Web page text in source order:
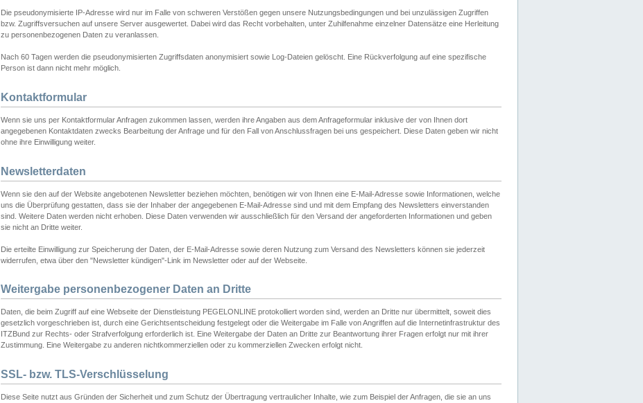
Die pseudonymisierte IP-Adresse wird nur im Falle von schweren Verstößen gegen unsere Nutzungsbedingungen und bei unzulässigen Zugriffen
bzw. Zugriffsversuchen auf unsere Server ausgewertet. Dabei wird das Recht vorbehalten, unter Zuhilfenahme einzelner Datensätze eine Herleitung
zu personenbezogenen Daten zu veranlassen.
Nach 60 Tagen werden die pseudonymisierten Zugriffsdaten anonymisiert sowie Log-Dateien gelöscht. Eine Rückverfolgung auf eine spezifische
Person ist dann nicht mehr möglich.
Kontaktformular
Wenn sie uns per Kontaktformular Anfragen zukommen lassen, werden ihre Angaben aus dem Anfrageformular inklusive der von Ihnen dort
angegebenen Kontaktdaten zwecks Bearbeitung der Anfrage und für den Fall von Anschlussfragen bei uns gespeichert. Diese Daten geben wir nicht
ohne ihre Einwilligung weiter.
Newsletterdaten
Wenn sie den auf der Website angebotenen Newsletter beziehen möchten, benötigen wir von Ihnen eine E-Mail-Adresse sowie Informationen, welche
uns die Überprüfung gestatten, dass sie der Inhaber der angegebenen E-Mail-Adresse sind und mit dem Empfang des Newsletters einverstanden
sind. Weitere Daten werden nicht erhoben. Diese Daten verwenden wir ausschließlich für den Versand der angeforderten Informationen und geben
sie nicht an Dritte weiter.
Die erteilte Einwilligung zur Speicherung der Daten, der E-Mail-Adresse sowie deren Nutzung zum Versand des Newsletters können sie jederzeit
widerrufen, etwa über den "Newsletter kündigen"-Link im Newsletter oder auf der Webseite.
Weitergabe personenbezogener Daten an Dritte
Daten, die beim Zugriff auf eine Webseite der Dienstleistung PEGELONLINE protokolliert worden sind, werden an Dritte nur übermittelt, soweit dies
gesetzlich vorgeschrieben ist, durch eine Gerichtsentscheidung festgelegt oder die Weitergabe im Falle von Angriffen auf die Internetinfrastruktur des
ITZBund zur Rechts- oder Strafverfolgung erforderlich ist. Eine Weitergabe der Daten an Dritte zur Beantwortung ihrer Fragen erfolgt nur mit ihrer
Zustimmung. Eine Weitergabe zu anderen nichtkommerziellen oder zu kommerziellen Zwecken erfolgt nicht.
SSL- bzw. TLS-Verschlüsselung
Diese Seite nutzt aus Gründen der Sicherheit und zum Schutz der Übertragung vertraulicher Inhalte, wie zum Beispiel der Anfragen, die sie an uns